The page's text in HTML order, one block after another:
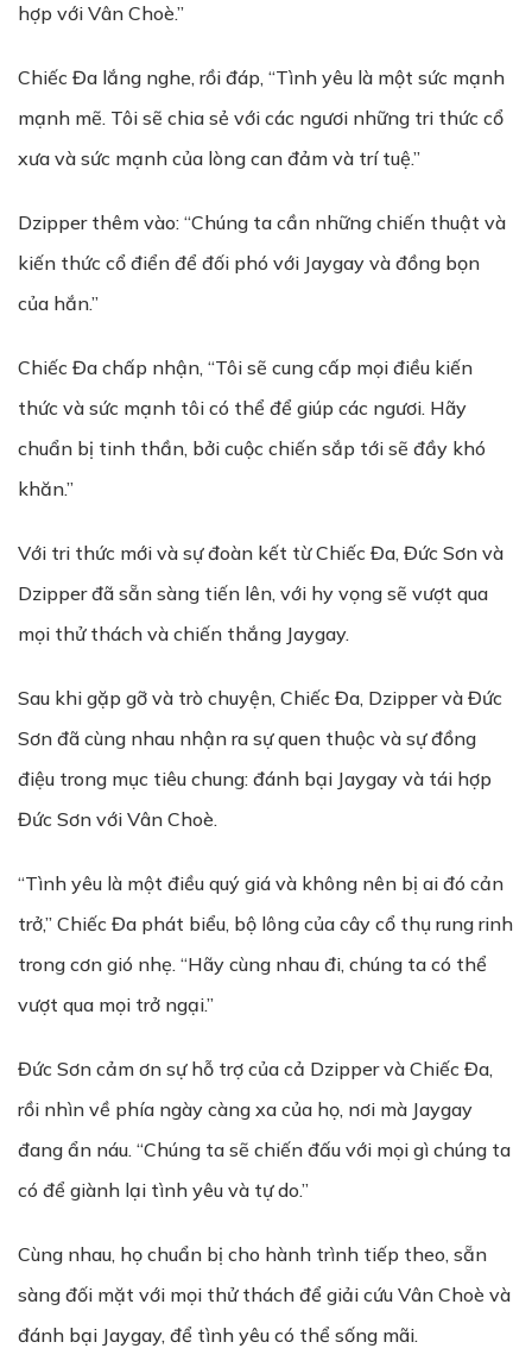
hợp với Vân Choè.”
Chiếc Đa lắng nghe, rồi đáp, “Tình yêu là một sức mạnh
mạnh mẽ. Tôi sẽ chia sẻ với các ngươi những tri thức cổ
xưa và sức mạnh của lòng can đảm và trí tuệ.”
Dzipper thêm vào: “Chúng ta cần những chiến thuật và
kiến thức cổ điển để đối phó với Jaygay và đồng bọn
của hắn.”
Chiếc Đa chấp nhận, “Tôi sẽ cung cấp mọi điều kiến
thức và sức mạnh tôi có thể để giúp các ngươi. Hãy
chuẩn bị tinh thần, bởi cuộc chiến sắp tới sẽ đầy khó
khăn.”
Với tri thức mới và sự đoàn kết từ Chiếc Đa, Đức Sơn và
Dzipper đã sẵn sàng tiến lên, với hy vọng sẽ vượt qua
mọi thử thách và chiến thắng Jaygay.
Sau khi gặp gỡ và trò chuyện, Chiếc Đa, Dzipper và Đức
Sơn đã cùng nhau nhận ra sự quen thuộc và sự đồng
điệu trong mục tiêu chung: đánh bại Jaygay và tái hợp
Đức Sơn với Vân Choè.
“Tình yêu là một điều quý giá và không nên bị ai đó cản
trở,” Chiếc Đa phát biểu, bộ lông của cây cổ thụ rung rinh
trong cơn gió nhẹ. “Hãy cùng nhau đi, chúng ta có thể
vượt qua mọi trở ngại.”
Đức Sơn cảm ơn sự hỗ trợ của cả Dzipper và Chiếc Đa,
rồi nhìn về phía ngày càng xa của họ, nơi mà Jaygay
đang ẩn náu. “Chúng ta sẽ chiến đấu với mọi gì chúng ta
có để giành lại tình yêu và tự do.”
Cùng nhau, họ chuẩn bị cho hành trình tiếp theo, sẵn
sàng đối mặt với mọi thử thách để giải cứu Vân Choè và
đánh bại Jaygay, để tình yêu có thể sống mãi.